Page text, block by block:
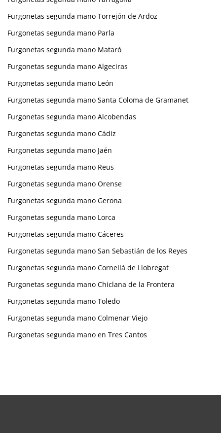
Furgonetas segunda mano Torrejón de Ardoz
Furgonetas segunda mano Parla
Furgonetas segunda mano Mataró
Furgonetas segunda mano Algeciras
Furgonetas segunda mano León
Furgonetas segunda mano Santa Coloma de Gramanet
Furgonetas segunda mano Alcobendas
Furgonetas segunda mano Cádiz
Furgonetas segunda mano Jaén
Furgonetas segunda mano Reus
Furgonetas segunda mano Orense
Furgonetas segunda mano Gerona
Furgonetas segunda mano Lorca
Furgonetas segunda mano Cáceres
Furgonetas segunda mano San Sebastián de los Reyes
Furgonetas segunda mano Cornellá de Llobregat
Furgonetas segunda mano Chiclana de la Frontera
Furgonetas segunda mano Toledo
Furgonetas segunda mano Colmenar Viejo
Furgonetas segunda mano en Tres Cantos